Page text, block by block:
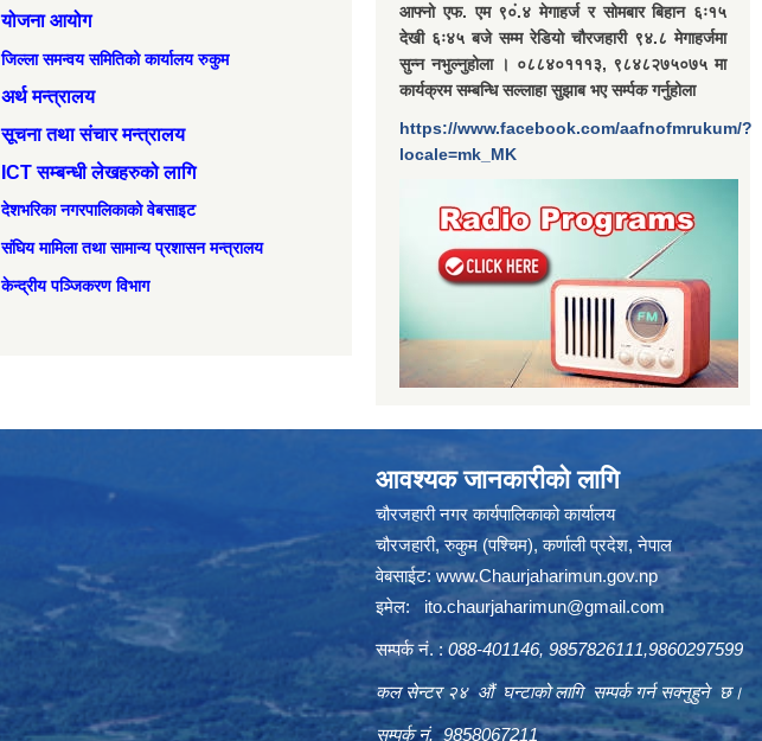
योजना आयोग
जिल्ला समन्वय समितिको कार्यालय रुकुम
अर्थ मन्त्रालय
सूचना तथा संचार मन्त्रालय
ICT सम्बन्धी लेखहरुको लागि
देशभरिका नगरपालिकाको वेबसाइट
संघिय मामिला तथा सामान्‍य प्रशासन मन्त्रालय
केन्द्रीय पञ्जिकरण विभाग
आफ्नो एफ. एम ९०ं.४ मेगाहर्ज र सोमबार बिहान ६ः१५
देखी ६ः४५ बजे सम्म रेडियो चौरजहारी ९४.८ मेगाहर्जमा
सुन्न नभुल्नुहोला । ०८८४०१११३, ९८४८२७५०७५ मा
कार्यक्रम सम्बन्धि सल्लाहा सुझाब भए सर्म्पक गर्नुहोला
https://www.facebook.com/aafnofmrukum/?
locale=mk_MK
आवश्यक जानकारीको लागि
चौरजहारी नगर कार्यपालिकाको कार्यालय
चौरजहारी, रुकुम (पश्चिम), कर्णाली प्रदेश, नेपाल
वेबसाईट:www.Chaurjaharimun.gov.np
इमेल: ito.chaurjaharimun@gmail.com
सम्पर्क नं. : 088-401146, 9857826111,9860297599
कल सेन्टर २४ औं घन्टाको लागि सम्पर्क गर्न सक्नुहुने छ।
सम्पर्क नं. 9858067211